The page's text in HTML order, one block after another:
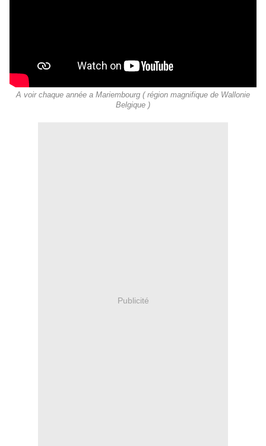
A voir chaque année a Mariembourg ( région magnifique de Wallonie
Belgique )
Publicité